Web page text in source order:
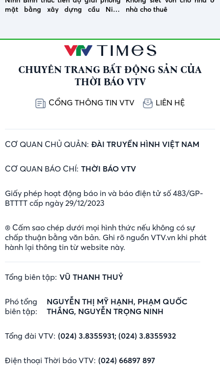
mặt bằng xây dựng cầu Ninh
nhà cho thuê
CHUYÊN TRANG BẤT ĐỘNG SẢN CỦA
THỜI BÁO VTV
CỔNG THÔNG TIN VTV LIÊN HỆ
CƠ QUAN CHỦ QUẢN: ĐÀI TRUYỀN HÌNH VIỆT NAM
CƠ QUAN BÁO CHÍ: THỜI BÁO VTV
Giấy phép hoạt động báo in và báo điện tử số 483/GP-
BTTTT cấp ngày 29/12/2023
® Cấm sao chép dưới mọi hình thức nếu không có sự
chấp thuận bằng văn bản. Ghi rõ nguồn VTV.vn khi phát
hành lại thông tin từ website này.
Tổng biên tập: VŨ THANH THUỶ
Phó tổng
biên tập:
NGUYỄN THỊ MỸ HẠNH, PHẠM QUỐC
THẮNG, NGUYỄN TRỌNG NINH
Tổng đài VTV: (024) 3.8355931; (024) 3.8355932
Điện thoại Thời báo VTV: (024) 66897 897